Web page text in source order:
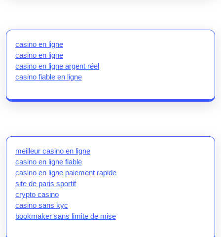
casino en ligne
casino en ligne
casino en ligne argent réel
casino fiable en ligne
meilleur casino en ligne
casino en ligne fiable
casino en ligne paiement rapide
site de paris sportif
crypto casino
casino sans kyc
bookmaker sans limite de mise